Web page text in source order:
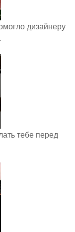
дизайнеру
тебе перед